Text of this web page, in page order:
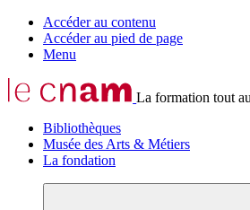
Accéder au contenu
Accéder au pied de page
Menu
La formation tout
Bibliothèques
Musée des Arts & Métiers
La fondation